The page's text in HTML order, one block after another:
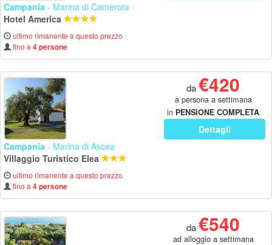
Campania - Marina di Camerota
Hotel America
ultimo rimanente a questo prezzo
fino a 4 persone
da€420
a persona a settimana
in PENSIONE COMPLETA
Dettagli
Campania - Marina di Ascea
Villaggio Turistico Elea
ultimo rimanente a questo prezzo
fino a 4 persone
da€540
ad alloggio a settimana